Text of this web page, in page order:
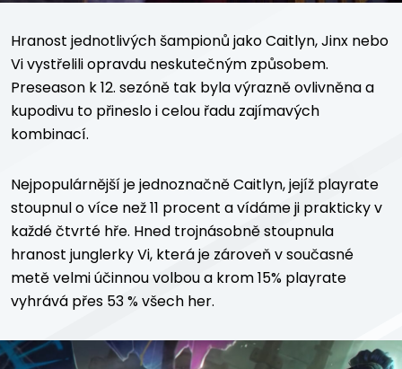
Hranost jednotlivých šampionů jako Caitlyn, Jinx nebo
Vi vystřelili opravdu neskutečným způsobem.
Preseason k 12. sezóně tak byla výrazně ovlivněna a
kupodivu to přineslo i celou řadu zajímavých
kombinací.
Nejpopulárnější je jednoznačně Caitlyn, jejíž playrate
stoupnul o více než 11 procent a vídáme ji prakticky v
každé čtvrté hře. Hned trojnásobně stoupnula
hranost junglerky Vi, která je zároveň v současné
metě velmi účinnou volbou a krom 15% playrate
vyhrává přes 53 % všech her.